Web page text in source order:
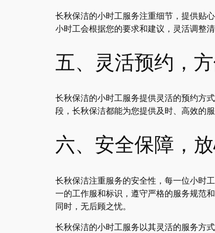
长秋保洁的小时工服务注重细节，提供贴
小时工会根据您的要求和建议，灵活调整
五、灵活预约，
长秋保洁的小时工服务提供灵活的预约方
段，长秋保洁都能为您提供及时、高效的
六、安全保障，
长秋保洁注重服务的安全性，每一位小时
一的工作服和标识，遵守严格的服务规范
同时，无后顾之忧。
长秋保洁的小时工服务以其灵活的服务方